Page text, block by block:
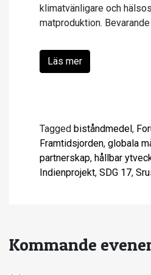
klimatvänligare och
matproduktion.
Läs mer
Tagged biståndmedel,
Framtidsjorden, globala
partnerskap, hållbar
Indienprojekt, SDG 17,
Kommande